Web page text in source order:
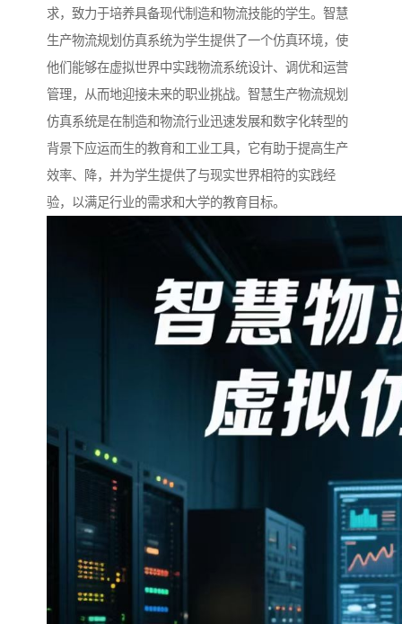
求，致力于培养具备现代制造和物流技能的学生。智慧
生产物流规划仿真系统为学生提供了一个仿真环境，使
他们能够在虚拟世界中实践物流系统设计、调优和运营
管理，从而地迎接未来的职业挑战。智慧生产物流规划
仿真系统是在制造和物流行业迅速发展和数字化转型的
背景下应运而生的教育和工业工具，它有助于提高生产
效率、降，并为学生提供了与现实世界相符的实践经
验，以满足行业的需求和大学的教育目标。